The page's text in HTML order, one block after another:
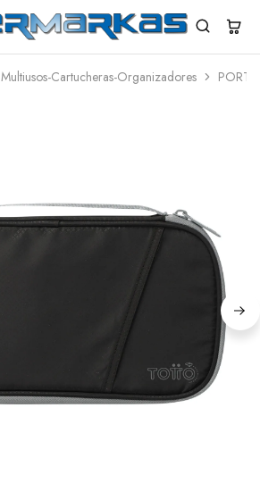
Multiusos-Cartucheras-Organizadores